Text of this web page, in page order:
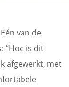
van de
“Hoe is dit
afgewerkt, met